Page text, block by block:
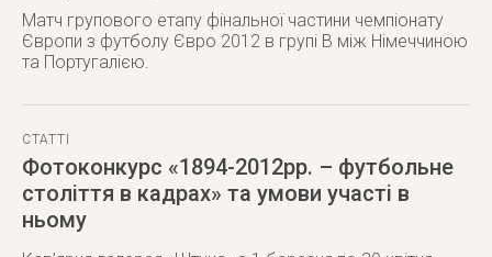
Матч групового етапу фінальної частини чемпіонату
Європи з футболу Євро 2012 в групі B між Німеччиною
та Португалією.
СТАТТІ
Фотоконкурс «1894-2012рр. – футбольне
століття в кадрах» та умови участі в
ньому